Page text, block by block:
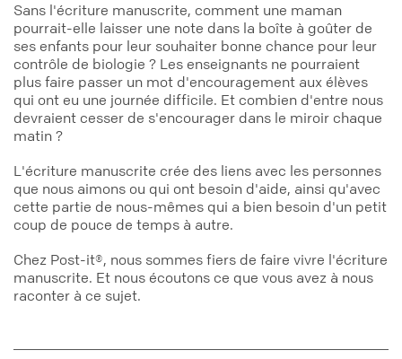
Sans l'écriture manuscrite, comment une maman
pourrait-elle laisser une note dans la boîte à goûter de
ses enfants pour leur souhaiter bonne chance pour leur
contrôle de biologie ? Les enseignants ne pourraient
plus faire passer un mot d'encouragement aux élèves
qui ont eu une journée difficile. Et combien d'entre nous
devraient cesser de s'encourager dans le miroir chaque
matin ?
L'écriture manuscrite crée des liens avec les personnes
que nous aimons ou qui ont besoin d'aide, ainsi qu'avec
cette partie de nous-mêmes qui a bien besoin d'un petit
coup de pouce de temps à autre.
Chez Post-it®, nous sommes fiers de faire vivre l'écriture
manuscrite. Et nous écoutons ce que vous avez à nous
raconter à ce sujet.